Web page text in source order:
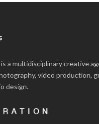
a multidisciplinary creative
video production,
design.